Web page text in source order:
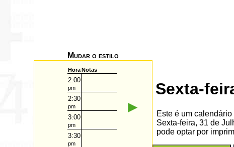
Mudar o estilo
HoraNotas
2:00
pm
2:30
pm
3:00
pm
3:30
pm
►
Sexta-
Este é um
Sexta-feira, 31 de
pode optar por